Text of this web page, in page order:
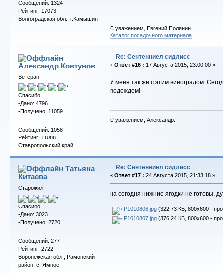
Сообщений: 1324
Рейтинг: 17073
Волгоградская обл., г.Камышин
С уважением, Евгений Полянин
Каталог посадочного материала
Александр Ковтунов
Ветеран
Спасибо
-Дано: 4796
-Получено: 11059
Сообщений: 1058
Рейтинг: 11088
Ставропольский край
Re: Сентенниел сидлисс
« Ответ #16 : 17 Августа 2015, 23:00:00 »
У меня так же с этим виноградом.
подождем!
С уважением, Александр.
Татьяна
Китаева
Старожил
Спасибо
-Дано: 3023
-Получено: 2720
Сообщений: 277
Рейтинг: 2722
Воронежская обл., Рамонский
район, с. Ямное
Re: Сентенниел сидлисс
« Ответ #17 : 24 Августа 2015, 21:33:18 »
на сегодня нижние ягодки не готовы,
P1010806.jpg(322.73 КБ, 800x600 -
P1010807.jpg(376.24 КБ, 800x600 -